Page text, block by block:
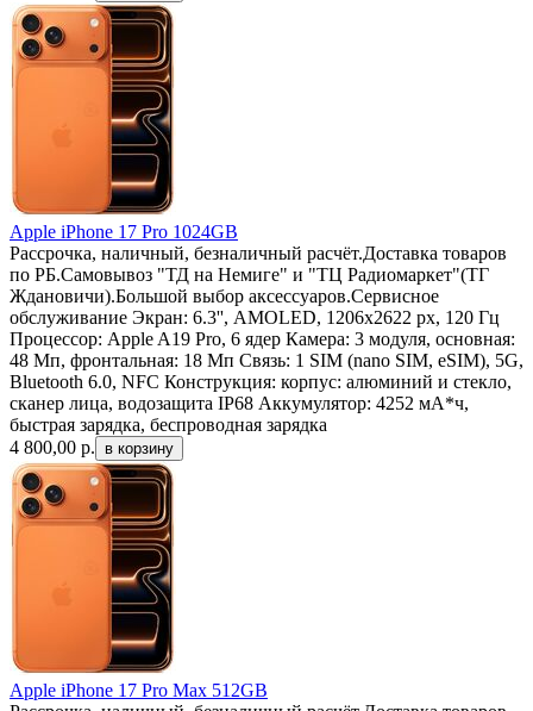
Apple iPhone 17 Pro 1024GB
Рассрочка, наличный, безналичный расчёт.Доставка товаров
по РБ.Самовывоз "ТД на Немиге" и "ТЦ Радиомаркет"(ТГ
Ждановичи).Большой выбор аксессуаров.Сервисное
обслуживание Экран: 6.3'', AMOLED, 1206x2622 px, 120 Гц
Процессор: Apple A19 Pro, 6 ядер Камера: 3 модуля, основная:
48 Мп, фронтальная: 18 Мп Связь: 1 SIM (nano SIM, eSIM), 5G,
Bluetooth 6.0, NFC Конструкция: корпус: алюминий и стекло,
сканер лица, водозащита IP68 Аккумулятор: 4252 мА*ч,
быстрая зарядка, беспроводная зарядка
4 800,00 р.
Apple iPhone 17 Pro Max 512GB